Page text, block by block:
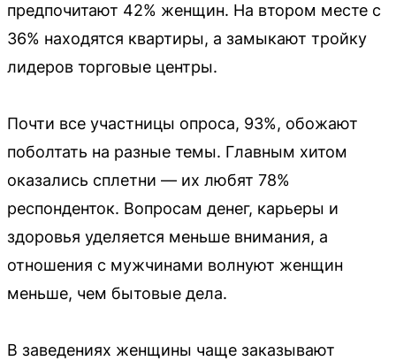
предпочитают 42% женщин. На втором месте с
36% находятся квартиры, а замыкают тройку
лидеров торговые центры.
Почти все участницы опроса, 93%, обожают
поболтать на разные темы. Главным хитом
оказались сплетни — их любят 78%
респонденток. Вопросам денег, карьеры и
здоровья уделяется меньше внимания, а
отношения с мужчинами волнуют женщин
меньше, чем бытовые дела.
В заведениях женщины чаще заказывают